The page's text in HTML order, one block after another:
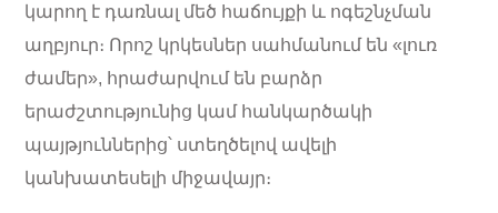
կարող է դառնալ մեծ հաճույքի և ոգեշնչման
աղբյուր։ Որոշ կրկեսներ սահմանում են «լուռ
ժամեր», հրաժարվում են բարձր
երաժշտությունից կամ հանկարծակի
պայթյուններից՝ ստեղծելով ավելի
կանխատեսելի միջավայր։